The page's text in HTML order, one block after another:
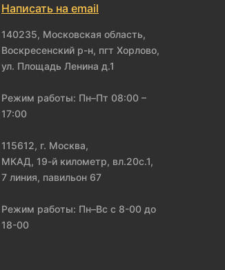
Написать на email
140235, Московская область,
Воскресенский р-н, пгт Хорлово,
ул. Площадь Ленина д.1
Режим работы: Пн–Пт 08:00 –
17:00
115612, г. Москва,
МКАД, 19-й километр, вл.20с.1,
7 линия, павильон 67
Режим работы: Пн–Вс с 8-00 до
18-00